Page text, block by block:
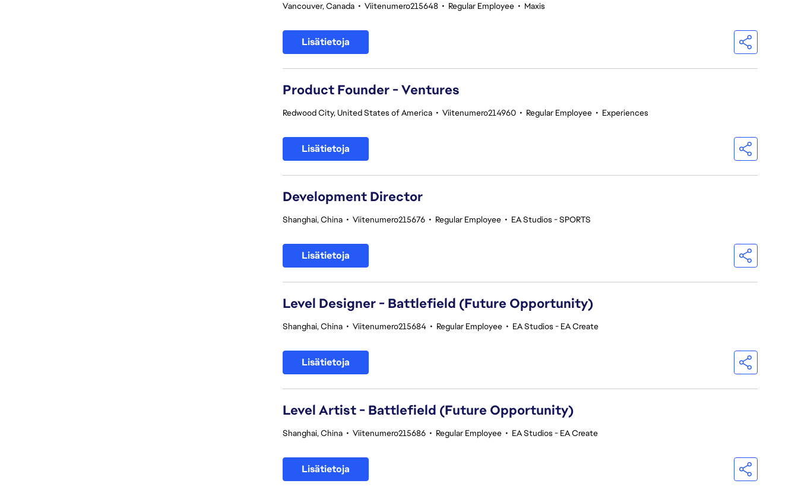
Vancouver, Canada • Viitenumero215648 • Regular Employee • Maxis
Lisätietoja
Product Founder - Ventures
Redwood City, United States of America • Viitenumero214960 • Regular Employee • Experiences
Lisätietoja
Development Director
Shanghai, China • Viitenumero215676 • Regular Employee • EA Studios - SPORTS
Lisätietoja
Level Designer - Battlefield (Future Opportunity)
Shanghai, China • Viitenumero215684 • Regular Employee • EA Studios - EA Create
Lisätietoja
Level Artist - Battlefield (Future Opportunity)
Shanghai, China • Viitenumero215686 • Regular Employee • EA Studios - EA Create
Lisätietoja